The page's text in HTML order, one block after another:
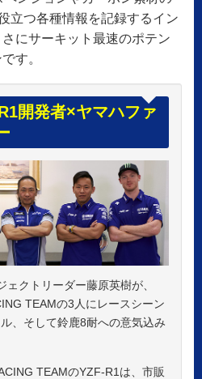
立つ各種情報を記録するイン
にサーキット最速のポテン
す。
開発者×ヤマハファ
クトリーダー藤原英樹が、
TEAMの3人にレースシーン
、そして鈴鹿8耐への意気込み
TEAMのYZF-R1は、市販